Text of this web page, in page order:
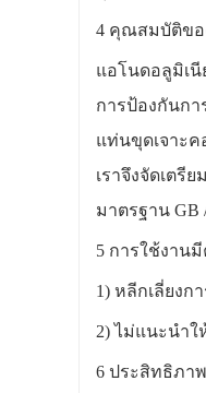
4 คุณสมบัติข
แอโนดอลูมิเนี
การป้องกันกา
แท่นขุดเจาะค
เราจึงจัดเตรี
มาตรฐาน GB
5 การใช้งาน
1) หลีกเลี่ยงก
2) ไม่แนะนำ
6 ประสิทธิภา